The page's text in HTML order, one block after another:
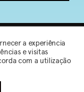
a experiência
e visitas
com a utilização